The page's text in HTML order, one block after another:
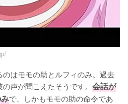
はモモの助とルフィのみ。過去
声が聞こえたそうです。 会話が
で、しかもモモの助の命令であ